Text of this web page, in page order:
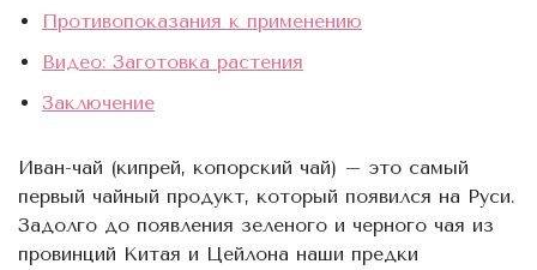
Противопоказания к применению
Видео: Заготовка растения
Заключение
Иван-чай (кипрей, копорский чай) – это самый
первый чайный продукт, который появился на Руси.
Задолго до появления зеленого и черного чая из
провинций Китая и Цейлона наши предки